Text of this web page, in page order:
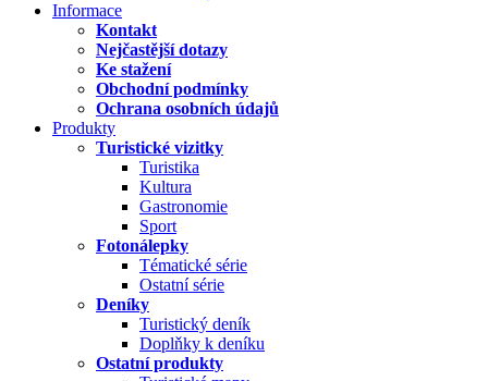
Informace
Kontakt
Nejčastější dotazy
Ke stažení
Obchodní podmínky
Ochrana osobních údajů
Produkty
Turistické vizitky
Turistika
Kultura
Gastronomie
Sport
Fotonálepky
Tématické série
Ostatní série
Deníky
Turistický deník
Doplňky k deníku
Ostatní produkty